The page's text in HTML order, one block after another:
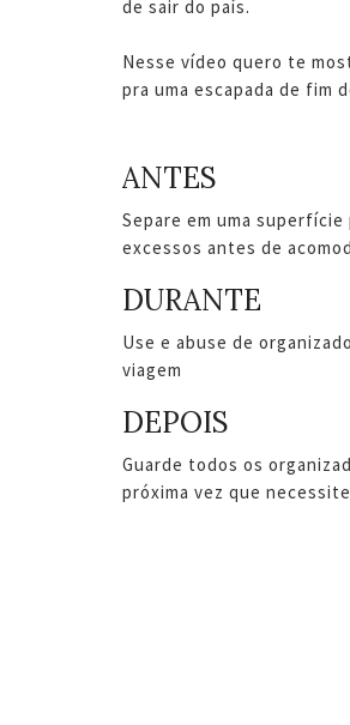
de sair do país.
Nesse vídeo quero te
pra uma escapada de fim
ANTES
Separe em uma
excessos antes de
DURANTE
Use e abuse de
viagem
DEPOIS
Guarde todos os
próxima vez que